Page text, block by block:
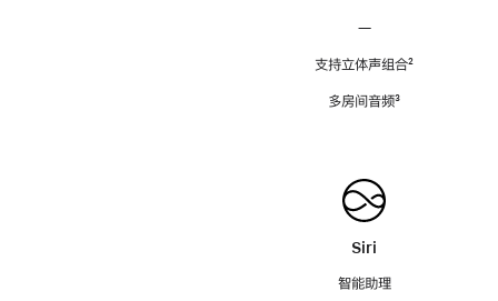
—
支持立体声组合脚
²
多房间音频脚
³
Siri
智能助理